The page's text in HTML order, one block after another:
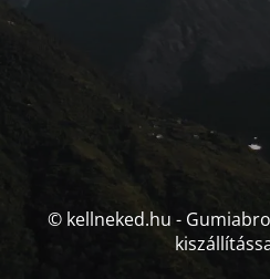
© kellneked.hu -